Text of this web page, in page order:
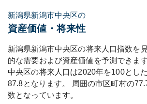
新潟県新潟市中央区の
資産価値・将来性
新潟県新潟市中央区の将来人口指数を
的な需要および資産価値を予測できます
中央区の将来人口は2020年を100とし
87.8となります。 周囲の市区町村の
数となっています。